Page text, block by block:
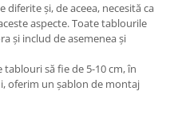
și, de aceea, necesită ca
aspecte. Toate tablourile
și includ de asemenea și
să fie de 5-10 cm, în
oferim un șablon de montaj